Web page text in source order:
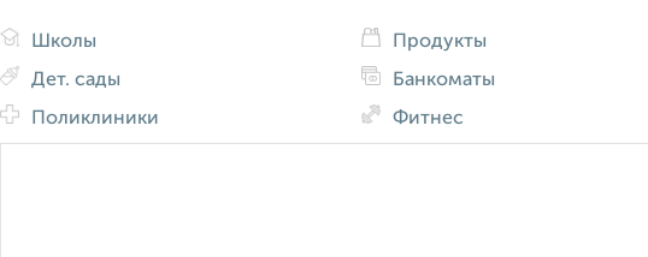
Школы
Дет. сады
Поликлиники
Продукты
Банкоматы
Фитнес